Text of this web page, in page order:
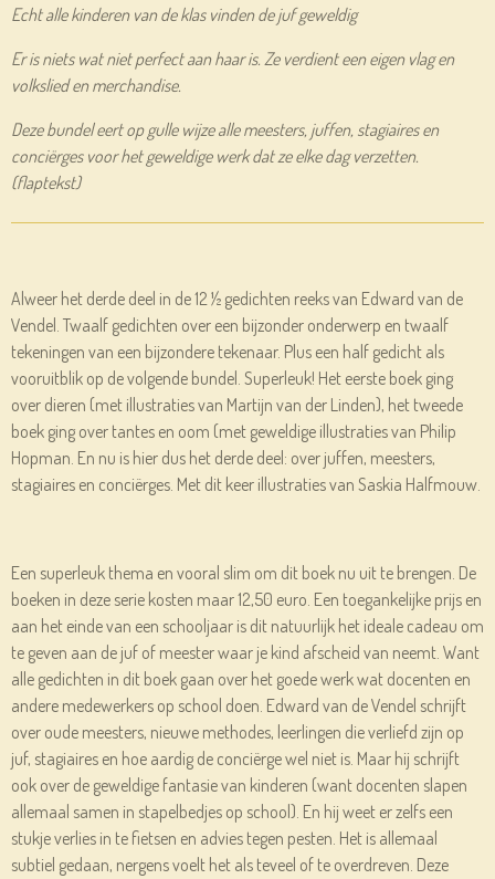
Echt alle kinderen van de klas vinden de juf geweldig
Er is niets wat niet perfect aan haar is. Ze verdient een eigen vlag en
volkslied en merchandise.
Deze bundel eert op gulle wijze alle meesters, juffen, stagiaires en
conciërges voor het geweldige werk dat ze elke dag verzetten.
(flaptekst)
Alweer het derde deel in de 12 ½ gedichten reeks van Edward van de
Vendel. Twaalf gedichten over een bijzonder onderwerp en twaalf
tekeningen van een bijzondere tekenaar. Plus een half gedicht als
vooruitblik op de volgende bundel. Superleuk! Het eerste boek ging
over dieren (met illustraties van Martijn van der Linden), het tweede
boek ging over tantes en oom (met geweldige illustraties van Philip
Hopman. En nu is hier dus het derde deel: over juffen, meesters,
stagiaires en conciërges. Met dit keer illustraties van Saskia Halfmouw.
Een superleuk thema en vooral slim om dit boek nu uit te brengen. De
boeken in deze serie kosten maar 12,50 euro. Een toegankelijke prijs en
aan het einde van een schooljaar is dit natuurlijk het ideale cadeau om
te geven aan de juf of meester waar je kind afscheid van neemt. Want
alle gedichten in dit boek gaan over het goede werk wat docenten en
andere medewerkers op school doen. Edward van de Vendel schrijft
over oude meesters, nieuwe methodes, leerlingen die verliefd zijn op
juf, stagiaires en hoe aardig de conciërge wel niet is. Maar hij schrijft
ook over de geweldige fantasie van kinderen (want docenten slapen
allemaal samen in stapelbedjes op school). En hij weet er zelfs een
stukje verlies in te fietsen en advies tegen pesten. Het is allemaal
subtiel gedaan, nergens voelt het als teveel of te overdreven. Deze